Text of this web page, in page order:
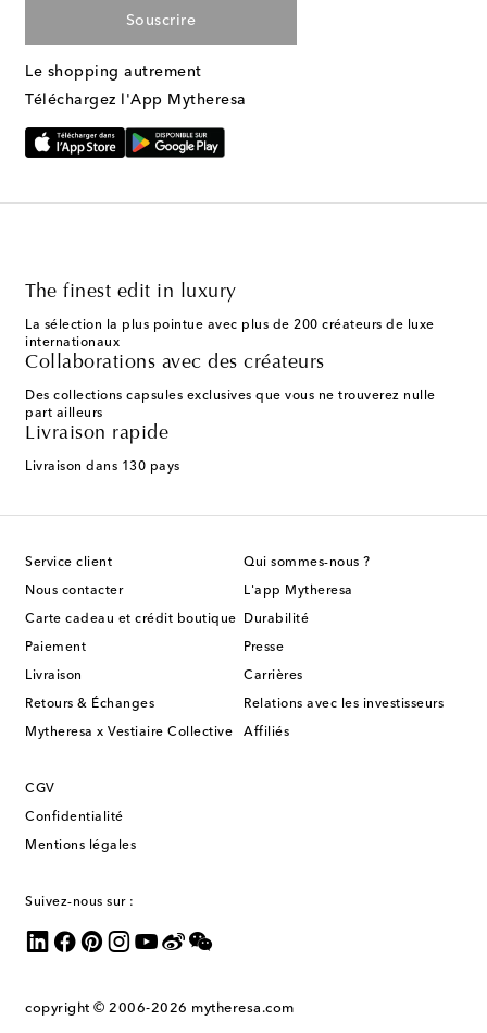
Souscrire
Le shopping autrement
Téléchargez l'App Mytheresa
The finest edit in luxury
La sélection la plus pointue avec plus de 200 créateurs de luxe
internationaux
Collaborations avec des créateurs
Des collections capsules exclusives que vous ne trouverez nulle
part ailleurs
Livraison rapide
Livraison dans 130 pays
Service client
Nous contacter
Carte cadeau et crédit boutique
Paiement
Livraison
Retours & Échanges
Mytheresa x Vestiaire Collective
Qui sommes-nous ?
L'app Mytheresa
Durabilité
Presse
Carrières
Relations avec les investisseurs
Affiliés
CGV
Confidentialité
Mentions légales
Suivez-nous sur :
copyright © 2006-2026 mytheresa.com